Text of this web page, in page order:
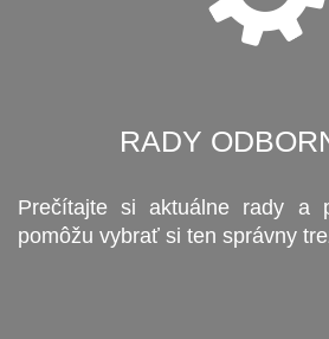
RADY
Prečítajte si aktuálne rady a
pomôžu vybrať si ten správny